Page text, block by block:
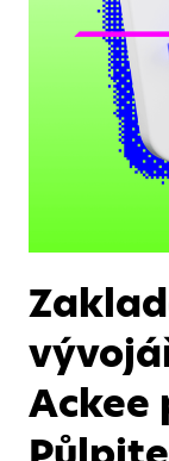
Ackee